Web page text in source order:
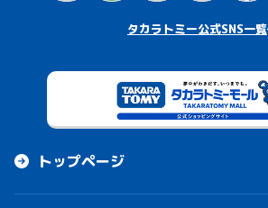
タカラトミー公式SNS一覧
トップページ